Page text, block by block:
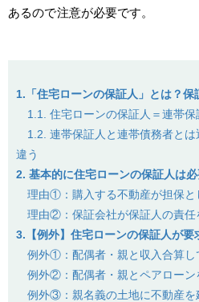
あるので注意が必要です。
1.「住宅ローンの保証人」とは？
1.1. 住宅ローンの保証人＝連帯
1.2. 連帯保証人と連帯債務者と
違う
2. 基本的に住宅ローンの保証人は
理由①：購入する不動産が担保と
理由②：保証会社が保証人の責任
3.【例外】住宅ローンの保証人が要
例外①：配偶者・親と収入合算し
例外②：配偶者・親とペアローン
例外③：親名義の土地に不動産を